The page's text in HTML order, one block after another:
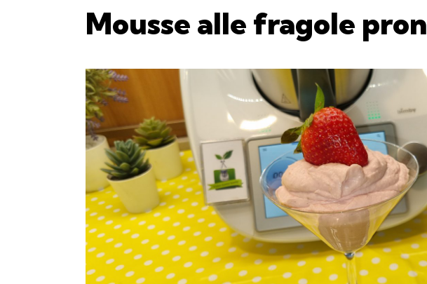
Mousse alle fragole